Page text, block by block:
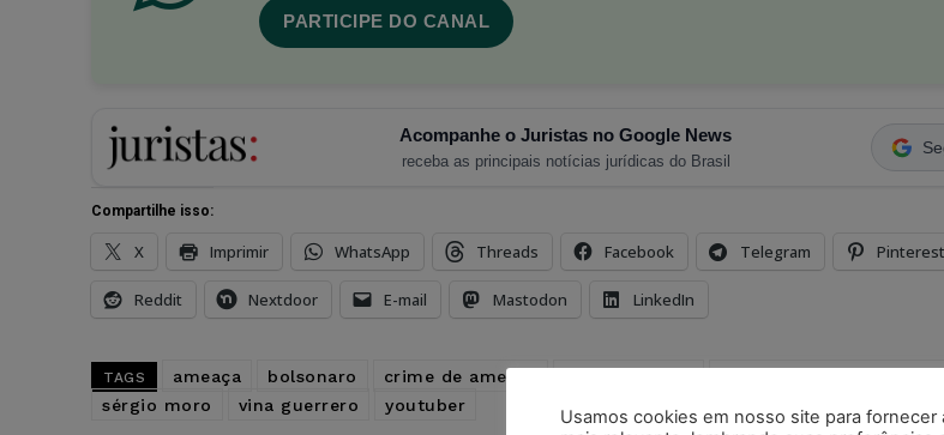
PARTICIPE DO CANAL
Acompanhe o Juristas no Google News
receba as principais notícias jurídicas do Brasil
Compartilhe isso:
X Imprimir WhatsApp Threads Facebook Telegram Pinterest
Reddit Nextdoor E-mail Mastodon LinkedIn
TAGS ameaça bolsonaro crime de ameaça
sérgio moro
vina guerrero youtuber
Usamos cookies em nosso site para fornecer